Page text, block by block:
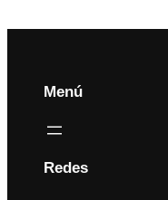
Menú
Redes